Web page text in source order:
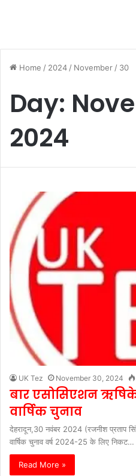
Home / 2024 / November / 30
Day:
2024
UK Tez November 30, 2024
बार एसोसिएशन
वार्षिक चुनाव
देहरादून,30 नवंबर 2024 (रजनीश प्रताप
वार्षिक चुनाव वर्ष 2024-25 के लिए निकट…
Read More »